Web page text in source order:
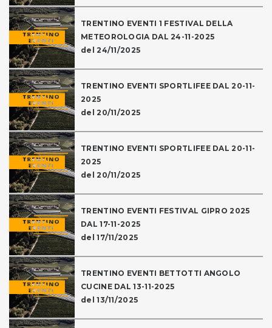
TRENTINO EVENTI 1 FESTIVAL DELLA
METEOROLOGIA DAL 24-11-2025
del 24/11/2025
TRENTINO EVENTI SPORTLIFEE DAL 20-11-
2025
del 20/11/2025
TRENTINO EVENTI SPORTLIFEE DAL 20-11-
2025
del 20/11/2025
TRENTINO EVENTI FESTIVAL GIPRO 2025
DAL 17-11-2025
del 17/11/2025
TRENTINO EVENTI BETTOTTI ANGOLO
CUCINE DAL 13-11-2025
del 13/11/2025